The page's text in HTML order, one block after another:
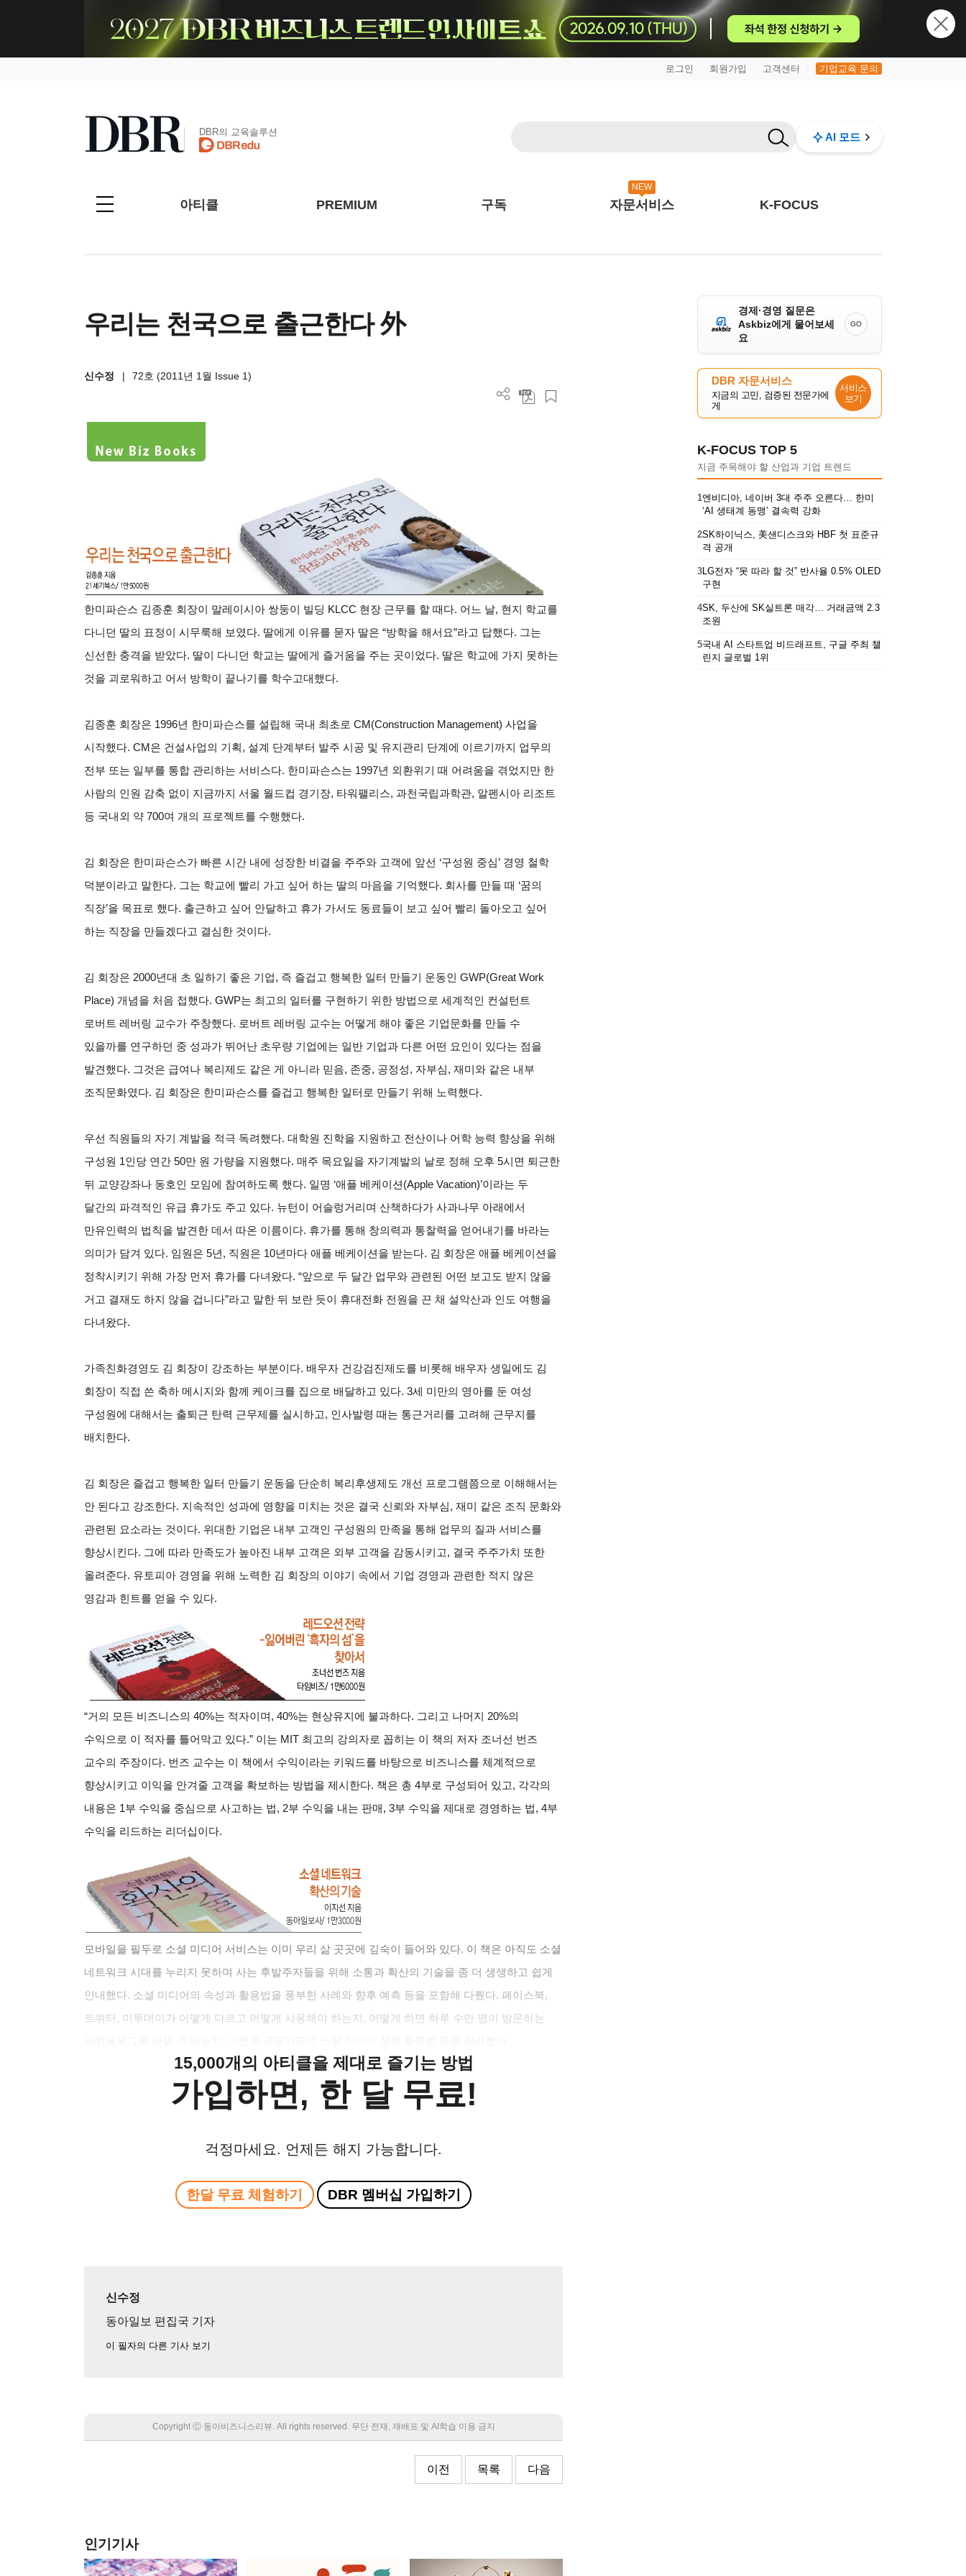
로그인 회원가입 고객센터 기업교육 문의
DBR의 교육솔루션 AI 모드
아티클 PREMIUM 구독
NEW
자문서비스 K-FOCUS
우리는 천국으로 출근한다 外
신수정 | 72호 (2011년 1월 Issue 1)
한미파슨스 김종훈 회장이 말레이시아 쌍둥이 빌딩 KLCC 현장 근무를 할 때다. 어느 날, 현지 학교를
다니던 딸의 표정이 시무룩해 보였다. 딸에게 이유를 묻자 딸은 “방학을 해서요”라고 답했다. 그는
신선한 충격을 받았다. 딸이 다니던 학교는 딸에게 즐거움을 주는 곳이었다. 딸은 학교에 가지 못하는
것을 괴로워하고 어서 방학이 끝나기를 학수고대했다.
김종훈 회장은 1996년 한미파슨스를 설립해 국내 최초로 CM(Construction Management) 사업을
시작했다. CM은 건설사업의 기획, 설계 단계부터 발주 시공 및 유지관리 단계에 이르기까지 업무의
전부 또는 일부를 통합 관리하는 서비스다. 한미파슨스는 1997년 외환위기 때 어려움을 겪었지만 한
사람의 인원 감축 없이 지금까지 서울 월드컵 경기장, 타워팰리스, 과천국립과학관, 알펜시아 리조트
등 국내외 약 700여 개의 프로젝트를 수행했다.
김 회장은 한미파슨스가 빠른 시간 내에 성장한 비결을 주주와 고객에 앞선 ‘구성원 중심’ 경영 철학
덕분이라고 말한다. 그는 학교에 빨리 가고 싶어 하는 딸의 마음을 기억했다. 회사를 만들 때 ‘꿈의
직장’을 목표로 했다. 출근하고 싶어 안달하고 휴가 가서도 동료들이 보고 싶어 빨리 돌아오고 싶어
하는 직장을 만들겠다고 결심한 것이다.
김 회장은 2000년대 초 일하기 좋은 기업, 즉 즐겁고 행복한 일터 만들기 운동인 GWP(Great Work
Place) 개념을 처음 접했다. GWP는 최고의 일터를 구현하기 위한 방법으로 세계적인 컨설턴트
로버트 레버링 교수가 주창했다. 로버트 레버링 교수는 어떻게 해야 좋은 기업문화를 만들 수
있을까를 연구하던 중 성과가 뛰어난 초우량 기업에는 일반 기업과 다른 어떤 요인이 있다는 점을
발견했다. 그것은 급여나 복리제도 같은 게 아니라 믿음, 존중, 공정성, 자부심, 재미와 같은 내부
조직문화였다. 김 회장은 한미파슨스를 즐겁고 행복한 일터로 만들기 위해 노력했다.
우선 직원들의 자기 계발을 적극 독려했다. 대학원 진학을 지원하고 전산이나 어학 능력 향상을 위해
구성원 1인당 연간 50만 원 가량을 지원했다. 매주 목요일을 자기계발의 날로 정해 오후 5시면 퇴근한
뒤 교양강좌나 동호인 모임에 참여하도록 했다. 일명 ‘애플 베케이션(Apple Vacation)’이라는 두
달간의 파격적인 유급 휴가도 주고 있다. 뉴턴이 어슬렁거리며 산책하다가 사과나무 아래에서
만유인력의 법칙을 발견한 데서 따온 이름이다. 휴가를 통해 창의력과 통찰력을 얻어내기를 바라는
의미가 담겨 있다. 임원은 5년, 직원은 10년마다 애플 베케이션을 받는다. 김 회장은 애플 베케이션을
정착시키기 위해 가장 먼저 휴가를 다녀왔다. “앞으로 두 달간 업무와 관련된 어떤 보고도 받지 않을
거고 결재도 하지 않을 겁니다”라고 말한 뒤 보란 듯이 휴대전화 전원을 끈 채 설악산과 인도 여행을
다녀왔다.
가족친화경영도 김 회장이 강조하는 부분이다. 배우자 건강검진제도를 비롯해 배우자 생일에도 김
회장이 직접 쓴 축하 메시지와 함께 케이크를 집으로 배달하고 있다. 3세 미만의 영아를 둔 여성
구성원에 대해서는 출퇴근 탄력 근무제를 실시하고, 인사발령 때는 통근거리를 고려해 근무지를
배치한다.
김 회장은 즐겁고 행복한 일터 만들기 운동을 단순히 복리후생제도 개선 프로그램쯤으로 이해해서는
안 된다고 강조한다. 지속적인 성과에 영향을 미치는 것은 결국 신뢰와 자부심, 재미 같은 조직 문화와
관련된 요소라는 것이다. 위대한 기업은 내부 고객인 구성원의 만족을 통해 업무의 질과 서비스를
향상시킨다. 그에 따라 만족도가 높아진 내부 고객은 외부 고객을 감동시키고, 결국 주주가치 또한
올려준다. 유토피아 경영을 위해 노력한 김 회장의 이야기 속에서 기업 경영과 관련한 적지 않은
영감과 힌트를 얻을 수 있다.
“거의 모든 비즈니스의 40%는 적자이며, 40%는 현상유지에 불과하다. 그리고 나머지 20%의
수익으로 이 적자를 틀어막고 있다.” 이는 MIT 최고의 강의자로 꼽히는 이 책의 저자 조너선 번즈
교수의 주장이다. 번즈 교수는 이 책에서 수익이라는 키워드를 바탕으로 비즈니스를 체계적으로
향상시키고 이익을 안겨줄 고객을 확보하는 방법을 제시한다. 책은 총 4부로 구성되어 있고, 각각의
내용은 1부 수익을 중심으로 사고하는 법, 2부 수익을 내는 판매, 3부 수익을 제대로 경영하는 법, 4부
수익을 리드하는 리더십이다.
모바일을 필두로 소셜 미디어 서비스는 이미 우리 삶 곳곳에 깊숙이 들어와 있다. 이 책은 아직도 소셜
네트워크 시대를 누리지 못하며 사는 후발주자들을 위해 소통과 확산의 기술을 좀 더 생생하고 쉽게
안내했다. 소셜 미디어의 속성과 활용법을 풍부한 사례와 향후 예측 등을 포함해 다뤘다. 페이스북,
트위터, 미투데이가 어떻게 다르고 어떻게 사용해야 하는지, 어떻게 하면 하루 수만 명이 방문하는
15,000개의 아티클을 제대로 즐기는 방법
가입하면, 한 달 무료!
걱정마세요. 언제든 해지 가능합니다.
한달 무료 체험하기 DBR 멤버십 가입하기
신수정
동아일보 편집국 기자
이 필자의 다른 기사 보기
Copyright Ⓒ 동아비즈니스리뷰. All rights reserved. 무단 전재, 재배포 및 AI학습 이용 금지
이전 목록 다음
인기기사
경제·경영 질문은
Askbiz에게 물어보세
요
GO
DBR 자문서비스
지금의 고민, 검증된 전문가에
게
서비스
보기
K-FOCUS TOP 5
지금 주목해야 할 산업과 기업 트렌드
1엔비디아, 네이버 3대 주주 오른다… 한미
‘AI 생태계 동맹’ 결속력 강화
2SK하이닉스, 美샌디스크와 HBF 첫 표준규
격 공개
3LG전자 “못 따라 할 것” 반사율 0.5% OLED
구현
4SK, 두산에 SK실트론 매각… 거래금액 2.3
조원
5국내 AI 스타트업 비드래프트, 구글 주최 챌
린지 글로벌 1위